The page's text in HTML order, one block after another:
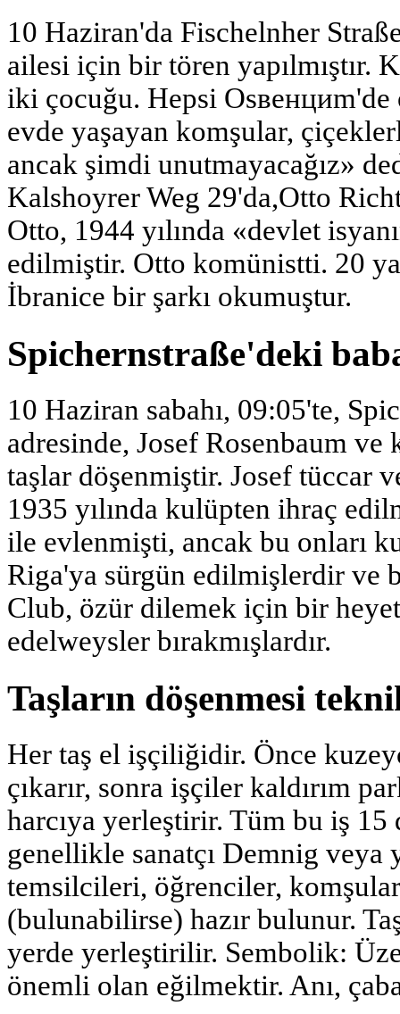
10 Haziran'da Fischelnher
ailesi için bir tören yapılmıştır.
iki çocuğu. Hepsi
evde yaşayan komşular,
ancak şimdi unutmayacağız»
Kalshoyrer Weg 29'da,Otto
Otto, 1944 yılında «devlet
edilmiştir. Otto komünistti. 20
İbranice bir şarkı okumuştur.
Spichernstraße'deki
10 Haziran sabahı, 09:05'te,
adresinde, Josef Rosenbaum ve
taşlar döşenmiştir. Josef tüccar
1935 yılında kulüpten ihraç
ile evlenmişti, ancak bu onları
Riga'ya sürgün edilmişlerdir ve
Club, özür dilemek için bir
edelweysler bırakmışlardır.
Taşların döşenmesi
Her taş el işçiliğidir. Önce
çıkarır, sonra işçiler kaldırım
harcıya yerleştirir. Tüm bu iş
genellikle sanatçı Demnig veya
temsilcileri, öğrenciler,
(bulunabilirse) hazır bulunur.
yerde yerleştirilir. Sembolik:
önemli olan eğilmektir. Anı,